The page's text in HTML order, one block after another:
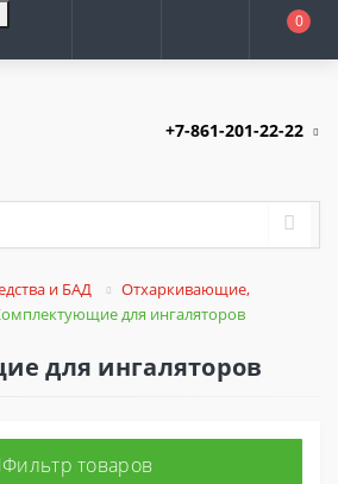
0
+7-861-201-22-22
и БАД
Отхаркивающие,
для ингаляторов
для ингаляторов
Фильтр товаров